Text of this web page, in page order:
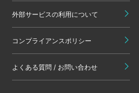
外部サービスの利用について
コンプライアンスポリシー
よくある質問 / お問い合わせ